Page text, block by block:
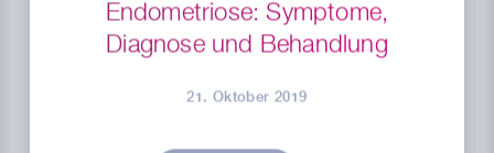
Endometriose: Symptome,
Diagnose und Behandlung
21. Oktober 2019